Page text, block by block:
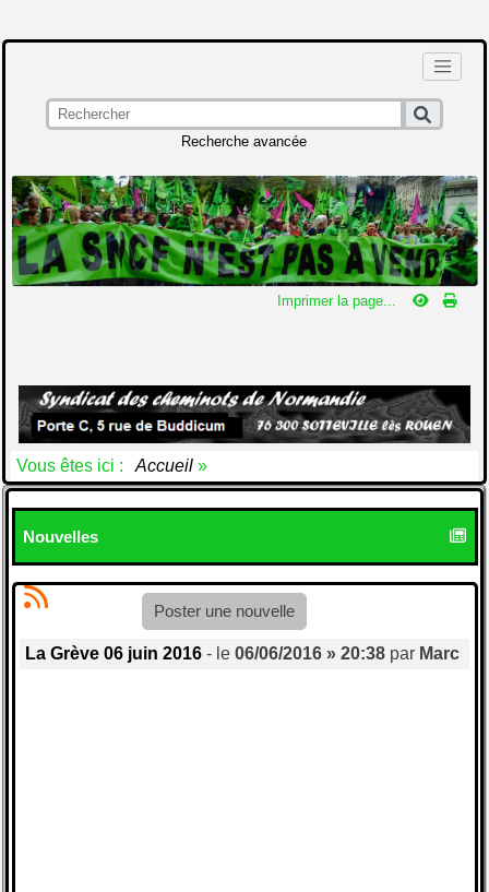
Recherche avancée
Imprimer la page...
Vous êtes ici : Accueil »
Nouvelles
Poster une nouvelle
La Grève 06 juin 2016 - le 06/06/2016 » 20:38par Marc